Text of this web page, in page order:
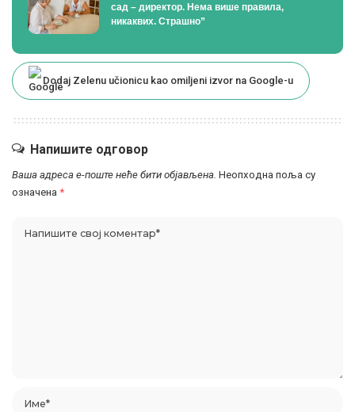
сад – директор. Нема више правила,
никаквих. Страшно”
Dodaj Zelenu učionicu kao omiljeni izvor na Google-u
Напишите одговор
Ваша адреса е-поште неће бити објављена. Неопходна поља су
означена *